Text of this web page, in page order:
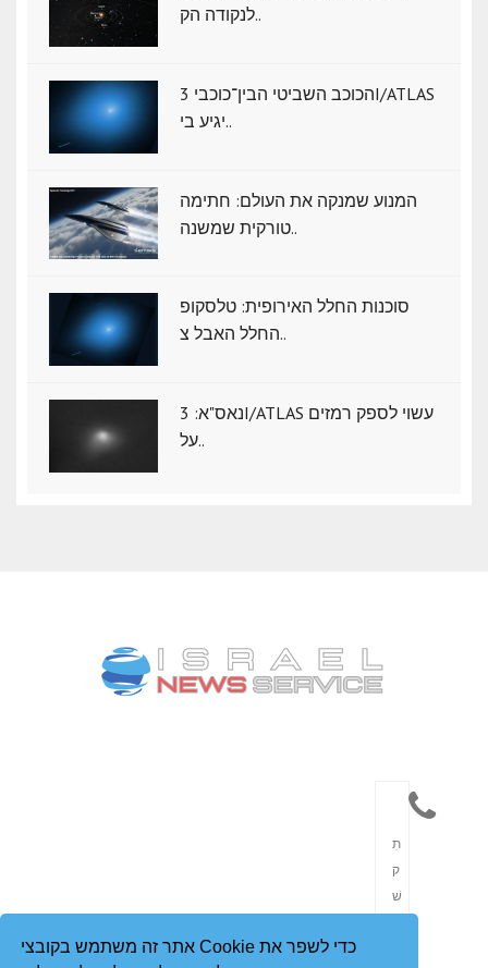
אתר זה משתמש בקובצי Cookie כדי לשפר את
לנקודה הק..
הכוכב השביטי הבין־כוכבי 3I/ATLAS
יגיע בי..
המנוע שמנקה את העולם: חתימה
טורקית שמשנה..
סוכנות החלל האירופית: טלסקופ
החלל האבל צ..
נאס"א: ‏3I/ATLAS עשוי לספק רמזים
על..
תִ
ק
שׁ